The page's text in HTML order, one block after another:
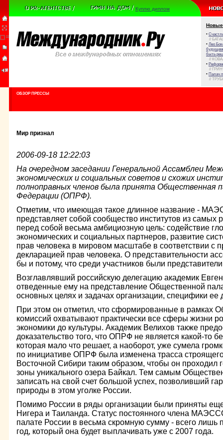
Куплю диплом
Новые
•
//
• Лео
будущем
быть
//
•
//
• Палач
//
ОБЗОР ПРЕССЫ
Мир признал
2006-09-18 12:22:03
На очередном заседании Генеральной Ассамблеи
экономических и социальных советов и схожих
полноправных членов была принята Общественная
Федерации (ОПРФ).
Отметим, что имеющая такое длинное название -
представляет собой сообщество институтов из самых
перед собой весьма амбициозную цель: содействие
экономических и социальных партнеров, развитие
прав человека в мировом масштабе в соответствии
декларацией прав человека. О представительности
бы и потому, что среди участников были
Возглавлявший российскую делегацию академик
отведенные ему на представление Общественной
основных целях и задачах организации, специфики ее
При этом он отметил, что сформированные в рамках
комиссий охватывают практически все сферы жизни
экономики до культуры. Академик Велихов также
доказательство того, что ОПРФ не является какой-то
которая мало что решает, а наоборот, уже сумела
по инициативе ОПРФ была изменена трасса
Восточной Сибири таким образом, чтобы он проходил
зоны уникального озера Байкал. Тем самым
записать на свой счет большой успех, позволивший
природы в этом уголке России.
Помимо России в ряды организации были приняты
Нигера и Таиланда. Статус постоянного члена
палате России в весьма скромную сумму - всего лишь
год, который она будет выплачивать уже с 2007 года.